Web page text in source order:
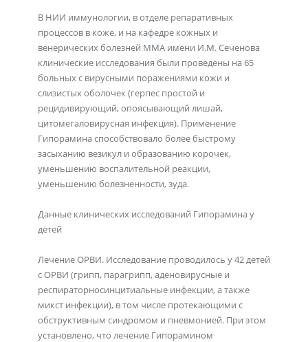
В НИИ иммунологии, в отделе репаративных
процессов в коже, и на кафедре кожных и
венерических болезней ММА имени И.М. Сеченова
клинические исследования были проведены на 65
больных с вирусными поражениями кожи и
слизистых оболочек (герпес простой и
рецидивирующий, опоясывающий лишай,
цитомегаловирусная инфекция). Применение
Гипорамина способствовало более быстрому
засыханию везикул и образованию корочек,
уменьшению воспалительной реакции,
уменьшению болезненности, зуда.
Данные клинических исследований Гипорамина у
детей
Лечение ОРВИ. Исследование проводилось у 42 детей
с ОРВИ (грипп, парагрипп, аденовирусные и
респираторносинцитиальные инфекции, а также
микст инфекции), в том числе протекающими с
обструктивным синдромом и пневмонией. При этом
установлено, что лечение Гипорамином